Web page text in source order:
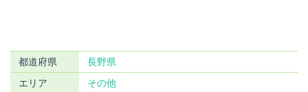
都道府県
長野県
エリア
その他